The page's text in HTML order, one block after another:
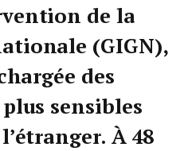
de la
(GIGN),
des
sensibles
À 48